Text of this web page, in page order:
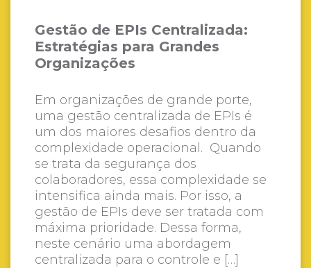
Gestão de EPIs Centralizada:
Estratégias para Grandes
Organizações
Em organizações de grande porte,
uma gestão centralizada de EPIs é
um dos maiores desafios dentro da
complexidade operacional. Quando
se trata da segurança dos
colaboradores, essa complexidade se
intensifica ainda mais. Por isso, a
gestão de EPIs deve ser tratada com
máxima prioridade. Dessa forma,
neste cenário uma abordagem
centralizada para o controle e […]